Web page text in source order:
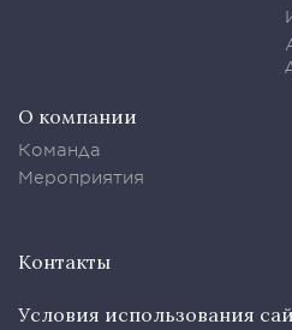
О компании
Команда
Мероприятия
Контакты
Условия использования